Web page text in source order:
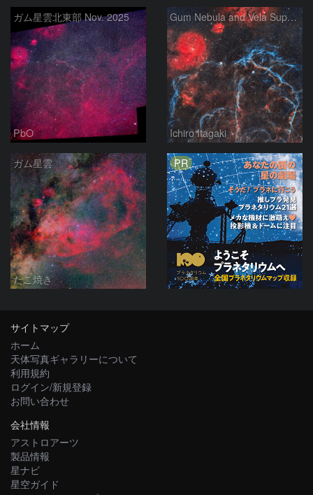
ガム星雲北東部 Nov. 2025
PbO
Gum Nebula and Vela Supernova Remnant
Ichiro Itagaki
ガム星雲
たこ焼き
PR
サイトマップ
ホーム
天体写真ギャラリーについて
利用規約
ログイン/新規登録
お問い合わせ
会社情報
アストロアーツ
製品情報
星ナビ
星空ガイド